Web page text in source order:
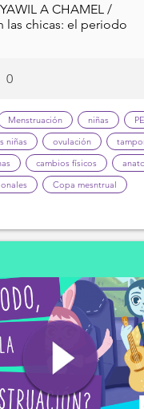
A CHAMEL /
las chicas: el periodo
0
Menstruación niñas
niñas
ovulación
cambios físicos
Copa mesntrual